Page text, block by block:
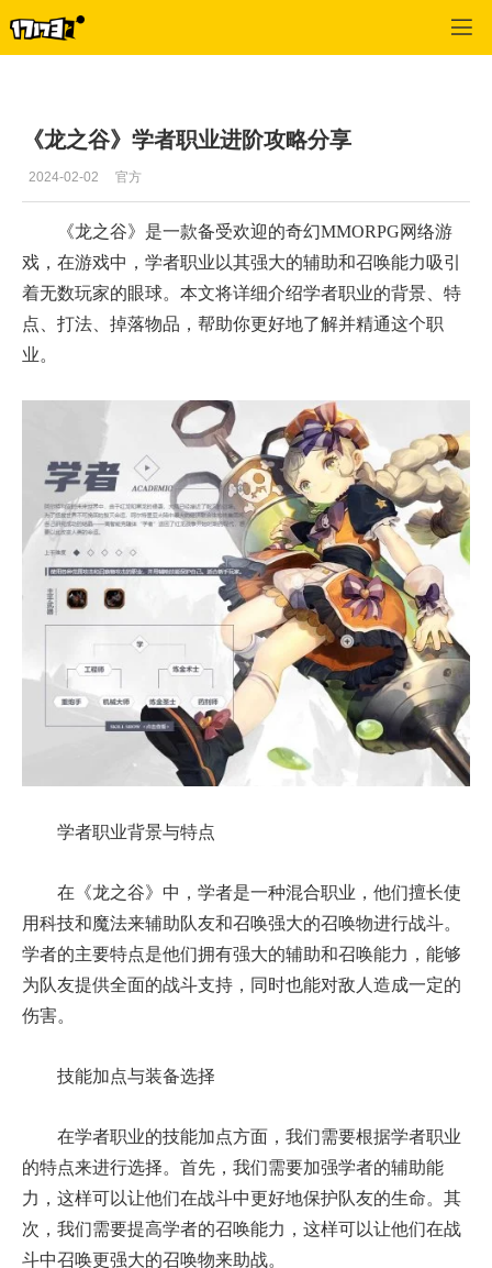
《龙之谷》学者职业进阶攻略分享
2024-02-02 官方
《龙之谷》是一款备受欢迎的奇幻MMORPG网络游
戏，在游戏中，学者职业以其强大的辅助和召唤能力吸引
着无数玩家的眼球。本文将详细介绍学者职业的背景、特
点、打法、掉落物品，帮助你更好地了解并精通这个职
业。
学者职业背景与特点
在《龙之谷》中，学者是一种混合职业，他们擅长使
用科技和魔法来辅助队友和召唤强大的召唤物进行战斗。
学者的主要特点是他们拥有强大的辅助和召唤能力，能够
为队友提供全面的战斗支持，同时也能对敌人造成一定的
伤害。
技能加点与装备选择
在学者职业的技能加点方面，我们需要根据学者职业
的特点来进行选择。首先，我们需要加强学者的辅助能
力，这样可以让他们在战斗中更好地保护队友的生命。其
次，我们需要提高学者的召唤能力，这样可以让他们在战
斗中召唤更强大的召唤物来助战。